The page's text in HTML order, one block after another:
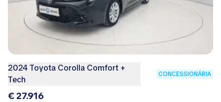
2024 Toyota Corolla Comfort +
Tech
CONCESSIONÁRIA
€ 27.916